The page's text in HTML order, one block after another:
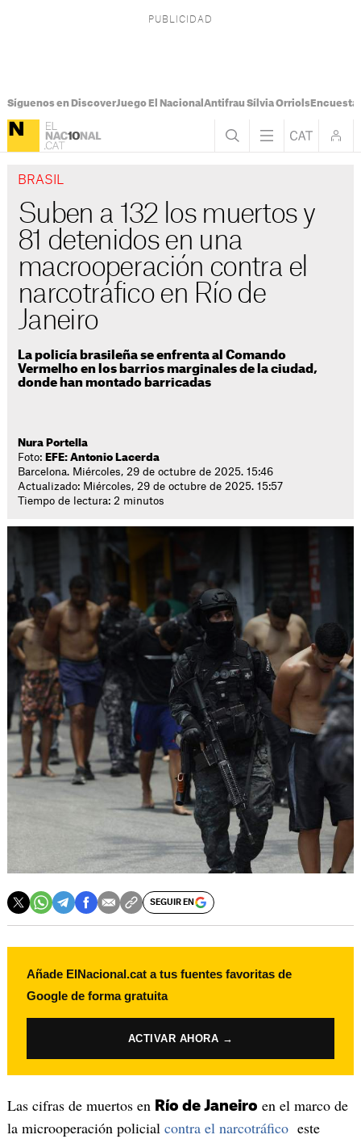
Síguenos en DiscoverJuego El Nacional Antifrau Sílvia OrriolsEncuesta
BRASIL
Suben a 132 los muertos y
81 detenidos en una
macrooperación contra el
narcotráfico en Río de
Janeiro
La policía brasileña se enfrenta al Comando
Vermelho en los barrios marginales de la ciudad,
donde han montado barricadas
Nura Portella
Foto: EFE: Antonio Lacerda
Barcelona. Miércoles, 29 de octubre de 2025. 15:46
Actualizado: Miércoles, 29 de octubre de 2025. 15:57
Tiempo de lectura: 2 minutos
SEGUIR EN
Añade ElNacional.cat a tus fuentes favoritas de
Google de forma gratuita
ACTIVAR AHORA →
Las cifras de muertos en Río de Janeiro en el marco de
la microoperación policial contra el narcotráficoeste